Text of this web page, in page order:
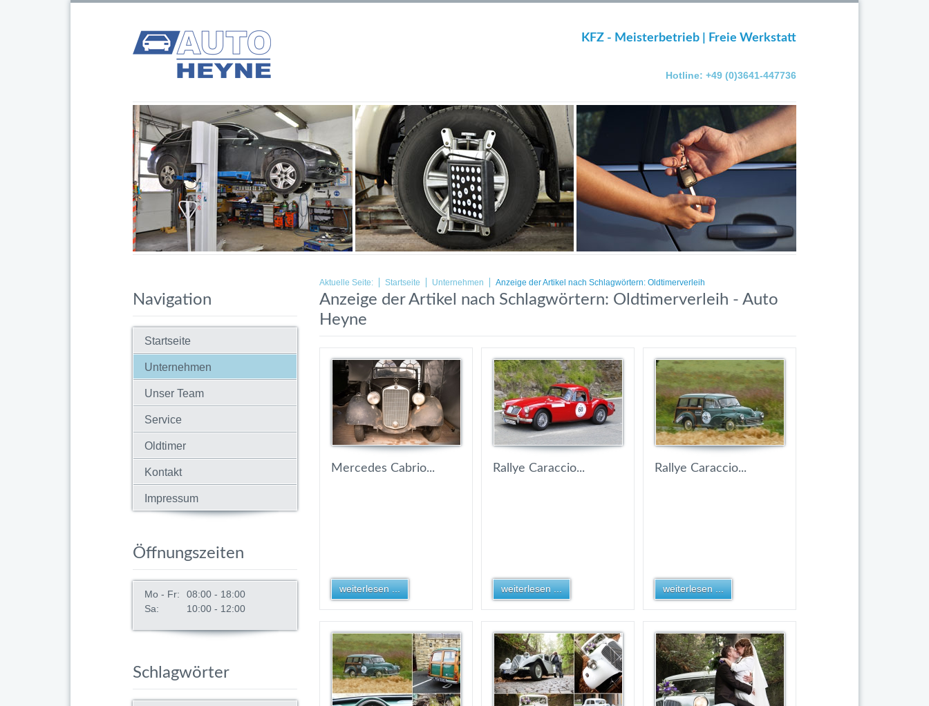
KFZ - Meisterbetrieb | Freie Werkstatt
Hotline: +49 (0)3641-447736
Navigation
Startseite
Unternehmen
Unser Team
Service
Oldtimer
Kontakt
Impressum
Öffnungszeiten
Mo - Fr:
08:00 - 18:00
Sa:
10:00 - 12:00
Schlagwörter
Aktuelle Seite: Startseite Unternehmen Anzeige der Artikel nach Schlagwörtern: Oldtimerverleih
Anzeige der Artikel nach Schlagwörtern: Oldtimerverleih - Auto
Heyne
Mercedes Cabrio...
weiterlesen ...
Rallye Caraccio...
weiterlesen ...
Rallye Caraccio...
weiterlesen ...